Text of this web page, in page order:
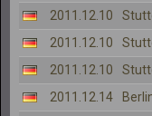
2011.12.10
2011.12.10
2011.12.10
2011.12.14